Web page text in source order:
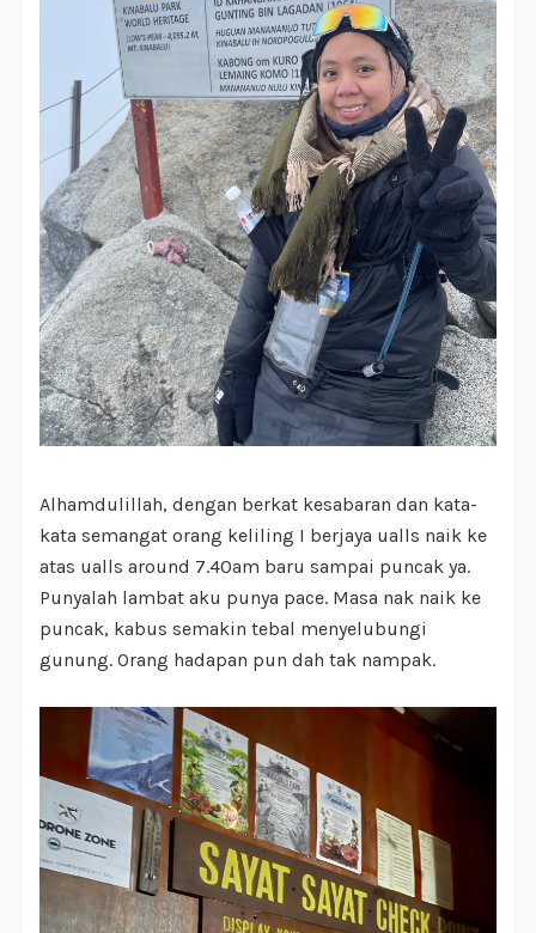
Alhamdulillah, dengan berkat kesabaran dan kata-
kata semangat orang keliling I berjaya ualls naik ke
atas ualls around 7.40am baru sampai puncak ya.
Punyalah lambat aku punya pace. Masa nak naik ke
puncak, kabus semakin tebal menyelubungi
gunung. Orang hadapan pun dah tak nampak.